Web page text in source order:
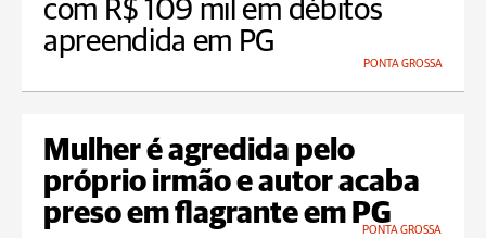
com R$ 109 mil em débitos
apreendida em PG
PONTA GROSSA
Mulher é agredida pelo
próprio irmão e autor acaba
preso em flagrante em PG
PONTA GROSSA